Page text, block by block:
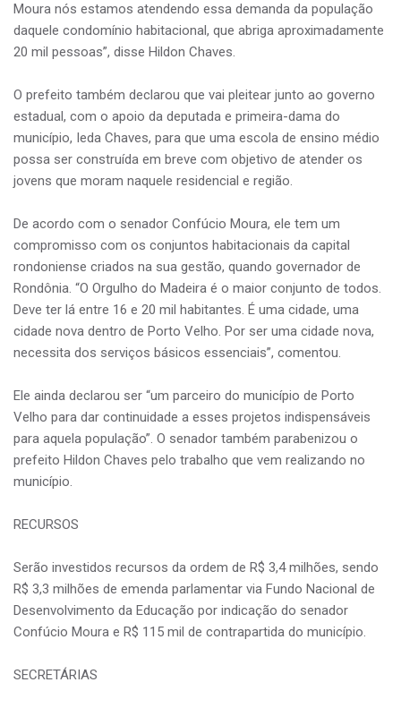
Moura nós estamos atendendo essa demanda da população
daquele condomínio habitacional, que abriga aproximadamente
20 mil pessoas”, disse Hildon Chaves.
O prefeito também declarou que vai pleitear junto ao governo
estadual, com o apoio da deputada e primeira-dama do
município, Ieda Chaves, para que uma escola de ensino médio
possa ser construída em breve com objetivo de atender os
jovens que moram naquele residencial e região.
De acordo com o senador Confúcio Moura, ele tem um
compromisso com os conjuntos habitacionais da capital
rondoniense criados na sua gestão, quando governador de
Rondônia. “O Orgulho do Madeira é o maior conjunto de todos.
Deve ter lá entre 16 e 20 mil habitantes. É uma cidade, uma
cidade nova dentro de Porto Velho. Por ser uma cidade nova,
necessita dos serviços básicos essenciais”, comentou.
Ele ainda declarou ser “um parceiro do município de Porto
Velho para dar continuidade a esses projetos indispensáveis
para aquela população”. O senador também parabenizou o
prefeito Hildon Chaves pelo trabalho que vem realizando no
município.
RECURSOS
Serão investidos recursos da ordem de R$ 3,4 milhões, sendo
R$ 3,3 milhões de emenda parlamentar via Fundo Nacional de
Desenvolvimento da Educação por indicação do senador
Confúcio Moura e R$ 115 mil de contrapartida do município.
SECRETÁRIAS